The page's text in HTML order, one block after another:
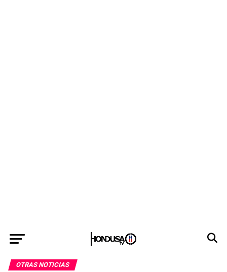
OTRAS NOTICIAS